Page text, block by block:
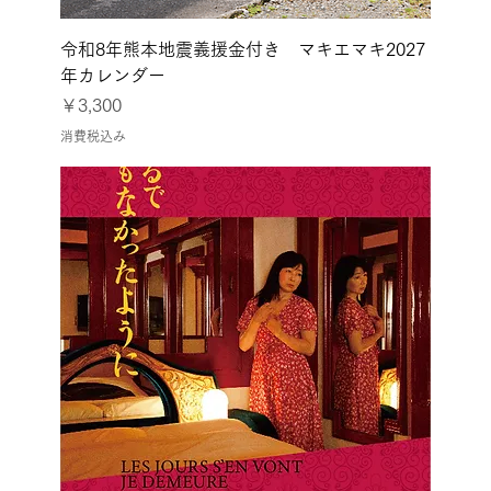
令和8年熊本地震義援金付き マキエマキ2027
年カレンダー
価格
￥3,300
消費税込み